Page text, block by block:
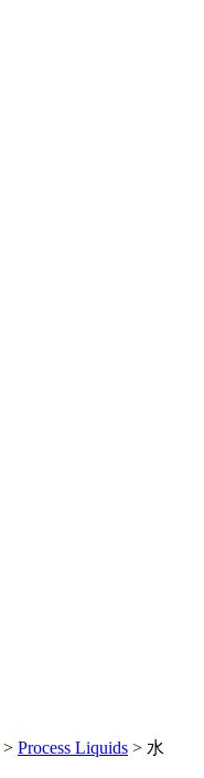
> Process Liquids > 水